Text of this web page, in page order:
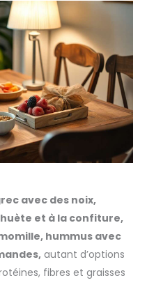
avec des noix,
et à la confiture,
hummus avec
autant d’options
fibres et graisses